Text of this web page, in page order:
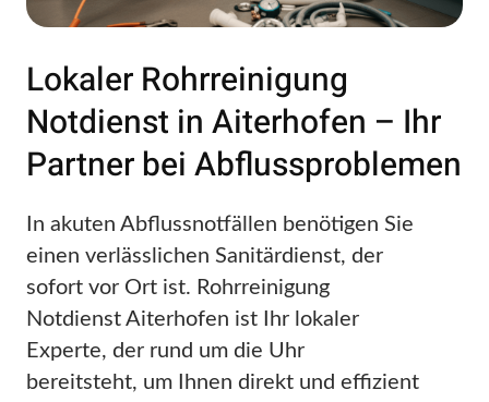
Lokaler Rohrreinigung
Notdienst in Aiterhofen – Ihr
Partner bei Abflussproblemen
In akuten Abflussnotfällen benötigen Sie
einen verlässlichen Sanitärdienst, der
sofort vor Ort ist. Rohrreinigung
Notdienst Aiterhofen ist Ihr lokaler
Experte, der rund um die Uhr
bereitsteht, um Ihnen direkt und effizient